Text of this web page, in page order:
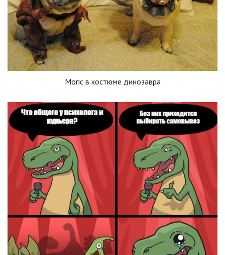
Мопс в костюме динозавра